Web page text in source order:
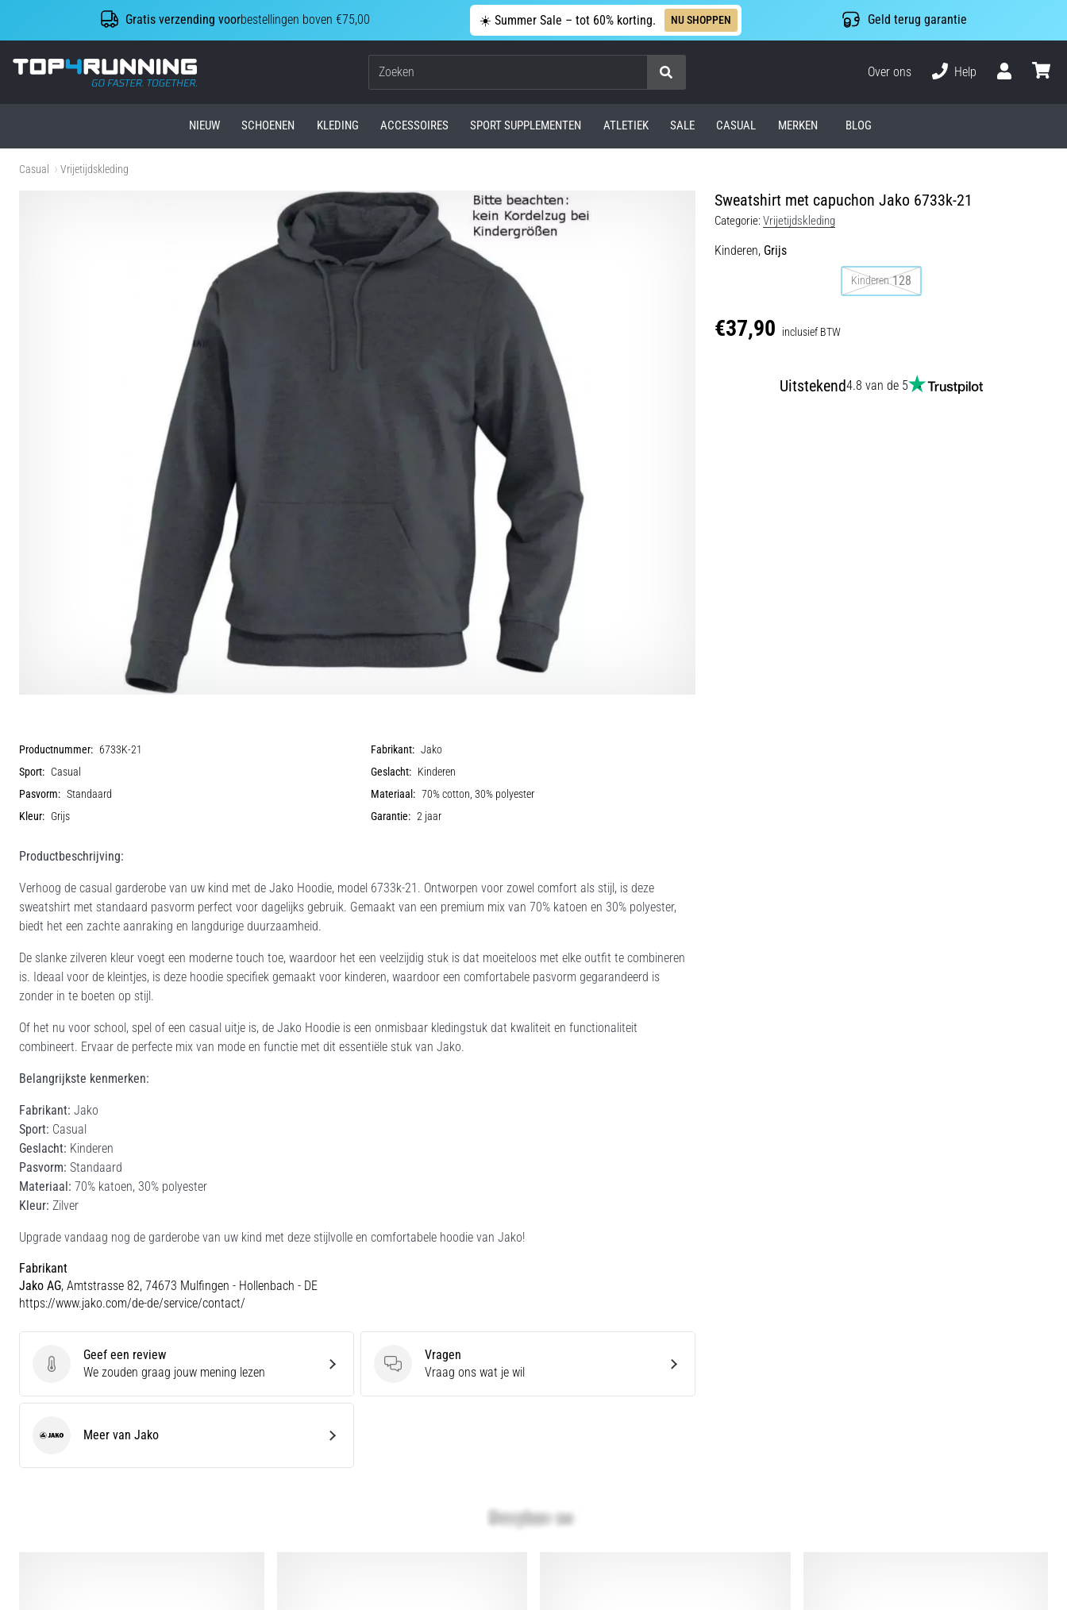
Gratis verzending voorbestellingen boven €75,00 ☀️ Summer Sale – tot 60% korting. NU SHOPPEN Geld terug garantie
Top4Running.nl
Zoeken
Over ons
Help
NIEUW SCHOENEN KLEDING ACCESSOIRES SPORT SUPPLEMENTEN ATLETIEK SALE CASUAL MERKEN BLOG
Casual Vrijetijdskleding
Sweatshirt met capuchon Jako 6733k-21
Categorie:Vrijetijdskleding
Kinderen, Grijs
Kinderen 128
€37,90 inclusief BTW
Uitstekend4.8 van de 5
Productnummer: 6733K-21 Fabrikant: Jako
Sport: Casual Geslacht: Kinderen
Pasvorm: Standaard Materiaal: 70% cotton, 30% polyester
Kleur: Grijs Garantie: 2 jaar
Productbeschrijving:
Verhoog de casual garderobe van uw kind met de Jako Hoodie, model 6733k-21. Ontworpen voor zowel comfort als stijl, is deze
sweatshirt met standaard pasvorm perfect voor dagelijks gebruik. Gemaakt van een premium mix van 70% katoen en 30% polyester,
biedt het een zachte aanraking en langdurige duurzaamheid.
De slanke zilveren kleur voegt een moderne touch toe, waardoor het een veelzijdig stuk is dat moeiteloos met elke outfit te combineren
is. Ideaal voor de kleintjes, is deze hoodie specifiek gemaakt voor kinderen, waardoor een comfortabele pasvorm gegarandeerd is
zonder in te boeten op stijl.
Of het nu voor school, spel of een casual uitje is, de Jako Hoodie is een onmisbaar kledingstuk dat kwaliteit en functionaliteit
combineert. Ervaar de perfecte mix van mode en functie met dit essentiële stuk van Jako.
Belangrijkste kenmerken:
Fabrikant: Jako
Sport: Casual
Geslacht: Kinderen
Pasvorm: Standaard
Materiaal: 70% katoen, 30% polyester
Kleur: Zilver
Upgrade vandaag nog de garderobe van uw kind met deze stijlvolle en comfortabele hoodie van Jako!
Fabrikant
Jako AG, Amtstrasse 82, 74673 Mulfingen - Hollenbach - DE
https://www.jako.com/de-de/service/contact/
Geef een review
Geef een review
We zouden graag jouw mening lezen
Vragen
Vragen
Vraag ons wat je wil
Jako Meer van Jako